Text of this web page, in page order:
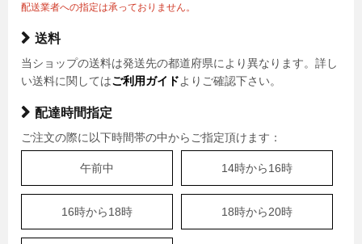
配送業者への指定は承っておりません。
送料
当ショップの送料は発送先の都道府県により異なります。詳し
い送料に関してはご利用ガイドよりご確認下さい。
配達時間指定
ご注文の際に以下時間帯の中からご指定頂けます：
午前中 14時から16時
16時から18時 18時から20時